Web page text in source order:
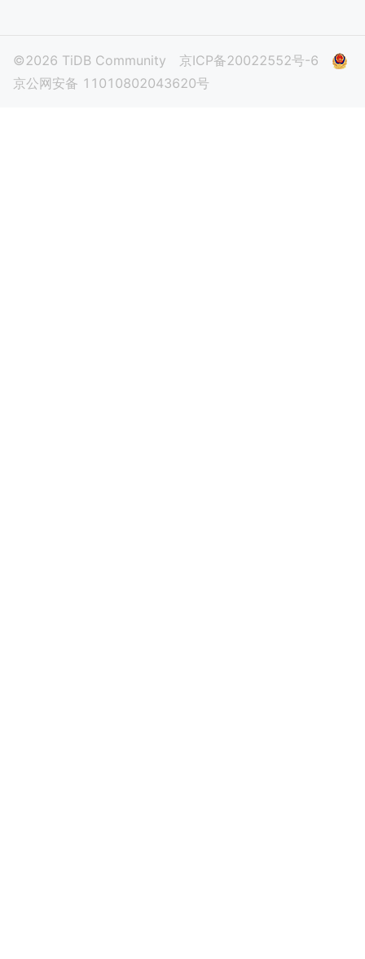
©2026 TiDB Community
京ICP备20022552号-6
京公网安备 11010802043620号